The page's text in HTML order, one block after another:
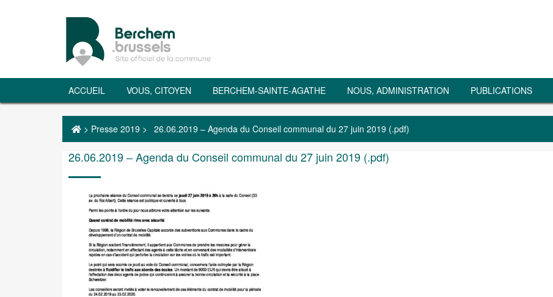
ACCUEIL VOUS, CITOYEN BERCHEM-SAINTE-AGATHE NOUS, ADMINISTRATION PUBLICATIONS
> Presse 2019 > 26.06.2019 – Agenda du Conseil communal du 27 juin 2019 (.pdf)
26.06.2019 – Agenda du Conseil communal du 27 juin 2019 (.pdf)